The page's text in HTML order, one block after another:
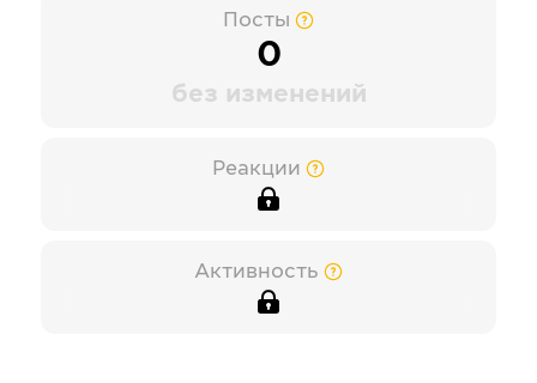
Посты
0
без изменений
Реакции
Активность